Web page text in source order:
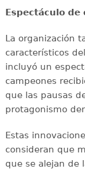
Espectáculo
La organización
característicos
incluyó un
campeones
que las pausas
protagonismo
Estas
consideran que
que se alejan de